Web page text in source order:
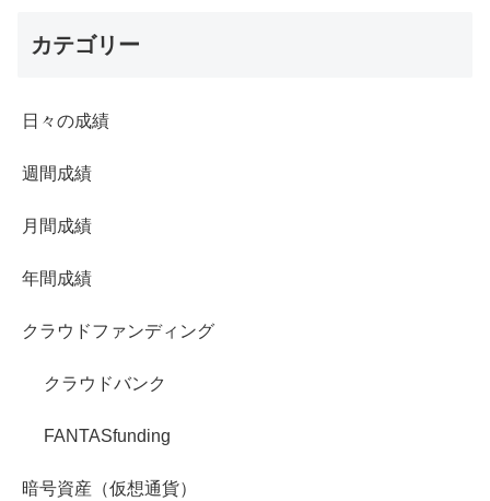
カテゴリー
日々の成績
週間成績
月間成績
年間成績
クラウドファンディング
クラウドバンク
FANTASfunding
暗号資産（仮想通貨）